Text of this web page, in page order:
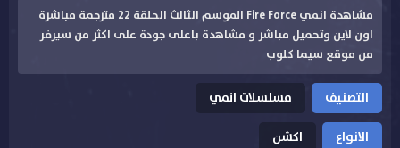
مشاهدة انمي Fire Force الموسم الثالث الحلقة 22 مترجمة مباشرة
اون لاين وتحميل مباشر و مشاهدة باعلى جودة على اكثر من سيرفر
من موقع سيما كلوب
التصنيف
مسلسلات انمي
الانواع
اكشن